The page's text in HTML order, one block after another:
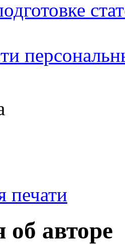
печати
об авторе